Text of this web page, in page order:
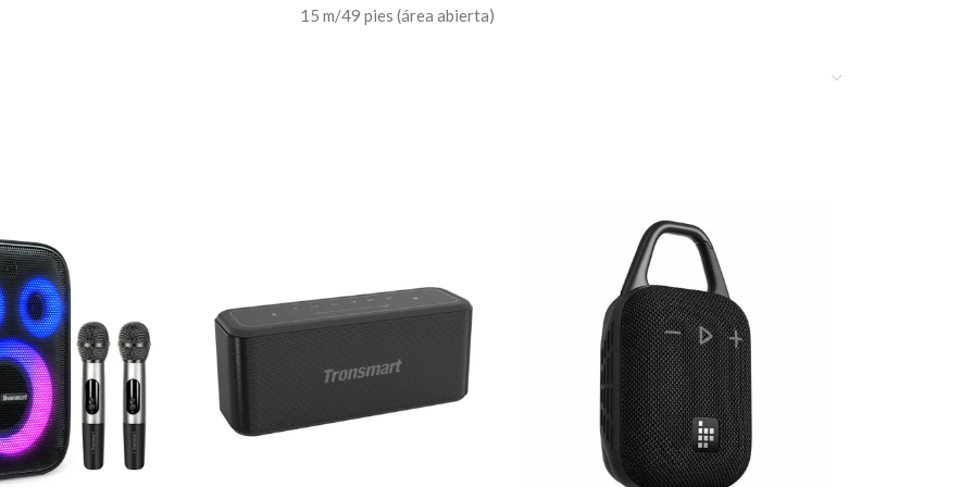
15 m/49 pies (área abierta)
de audio) LED apagado: hasta 26 horas (con un volumen del 50%)
53Hz-20KHz